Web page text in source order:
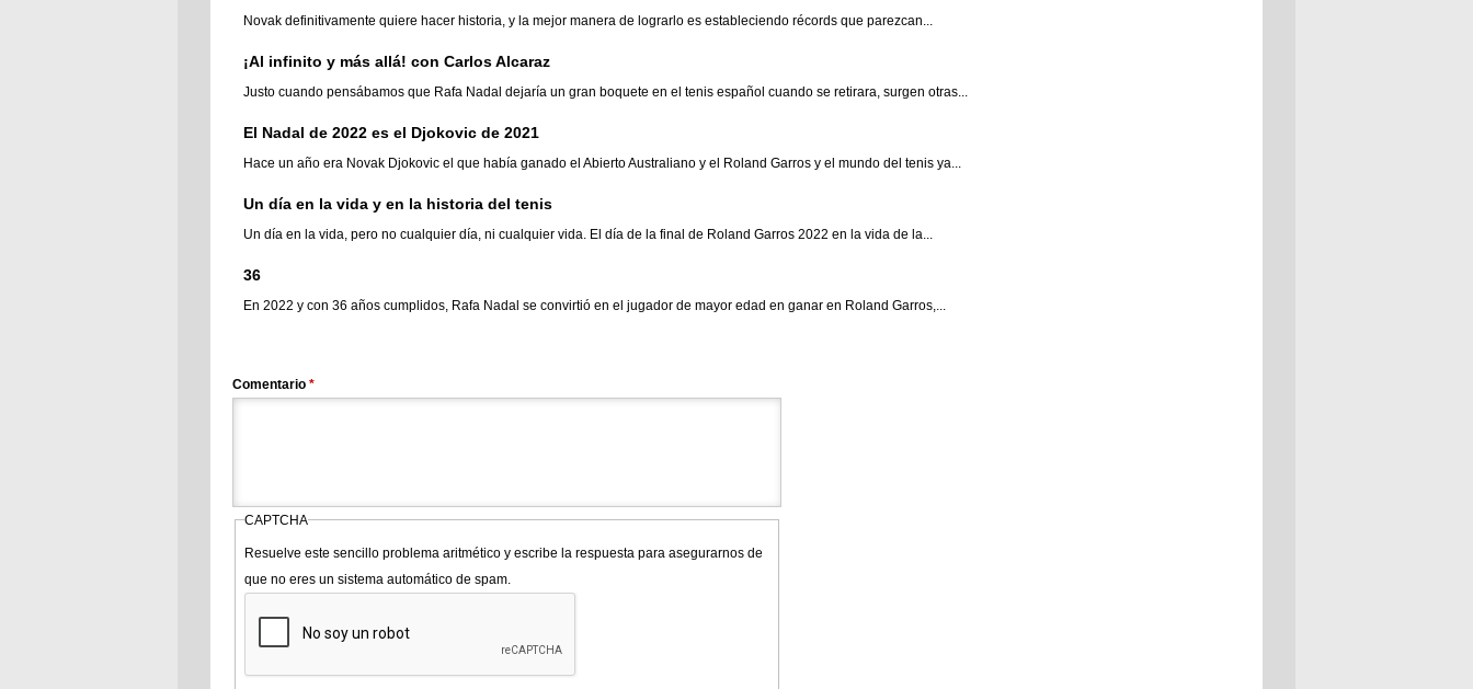
Novak definitivamente quiere hacer historia, y la mejor manera de lograrlo es estableciendo récords que parezcan...
¡Al infinito y más allá! con Carlos Alcaraz
Justo cuando pensábamos que Rafa Nadal dejaría un gran boquete en el tenis español cuando se retirara, surgen otras...
El Nadal de 2022 es el Djokovic de 2021
Hace un año era Novak Djokovic el que había ganado el Abierto Australiano y el Roland Garros y el mundo del tenis ya...
Un día en la vida y en la historia del tenis
Un día en la vida, pero no cualquier día, ni cualquier vida. El día de la final de Roland Garros 2022 en la vida de la...
36
En 2022 y con 36 años cumplidos, Rafa Nadal se convirtió en el jugador de mayor edad en ganar en Roland Garros,...
Comentario *
CAPTCHA
Resuelve este sencillo problema aritmético y escribe la respuesta para asegurarnos de
que no eres un sistema automático de spam.